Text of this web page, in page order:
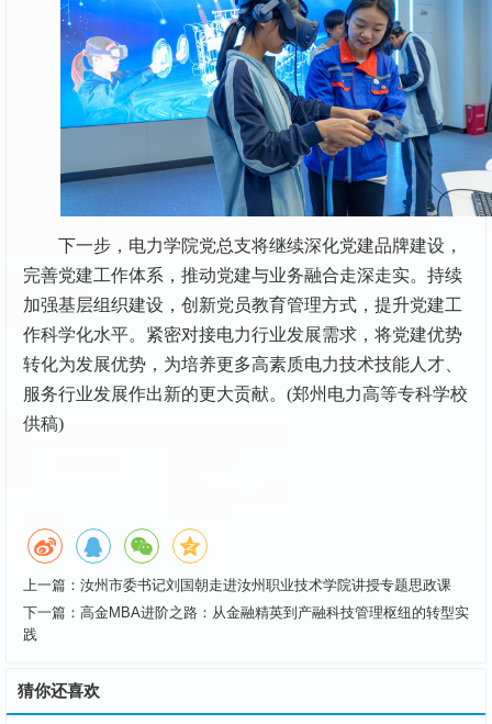
下一步，电力学院党总支将继续深化党建品牌建设，
完善党建工作体系，推动党建与业务融合走深走实。持续
加强基层组织建设，创新党员教育管理方式，提升党建工
作科学化水平。紧密对接电力行业发展需求，将党建优势
转化为发展优势，为培养更多高素质电力技术技能人才、
服务行业发展作出新的更大贡献。(郑州电力高等专科学校
供稿)
上一篇： 汝州市委书记刘国朝走进汝州职业技术学院讲授专题思政课
下一篇： 高金MBA进阶之路：从金融精英到产融科技管理枢纽的转型实
践
猜你还喜欢